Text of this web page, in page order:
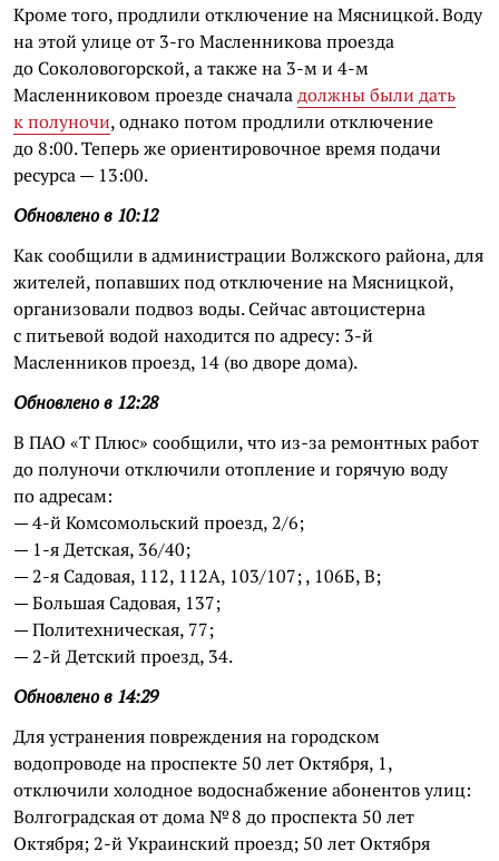
Кроме того, продлили отключение на Мясницкой. Воду
на этой улице от 3-го Масленникова проезда
до Соколовогорской, а также на 3-м и 4-м
Масленниковом проезде сначаладолжны были дать
к полуночи, однако потом продлили отключение
до 8:00. Теперь же ориентировочное время подачи
ресурса — 13:00.
Обновлено в 10:12
Как сообщили в администрации Волжского района, для
жителей, попавших под отключение на Мясницкой,
организовали подвоз воды. Сейчас автоцистерна
с питьевой водой находится по адресу: 3-й
Масленников проезд, 14 (во дворе дома).
Обновлено в 12:28
В ПАО «Т Плюс» сообщили, что из-за ремонтных работ
до полуночи отключили отопление и горячую воду
по адресам:
— 4-й Комсомольский проезд, 2/6;
— 1-я Детская, 36/40;
— 2-я Садовая, 112, 112А, 103/107; , 106Б, В;
— Большая Садовая, 137;
— Политехническая, 77;
— 2-й Детский проезд, 34.
Обновлено в 14:29
Для устранения повреждения на городском
водопроводе на проспекте 50 лет Октября, 1,
отключили холодное водоснабжение абонентов улиц:
Волгоградская от дома № 8 до проспекта 50 лет
Октября; 2-й Украинский проезд; 50 лет Октября